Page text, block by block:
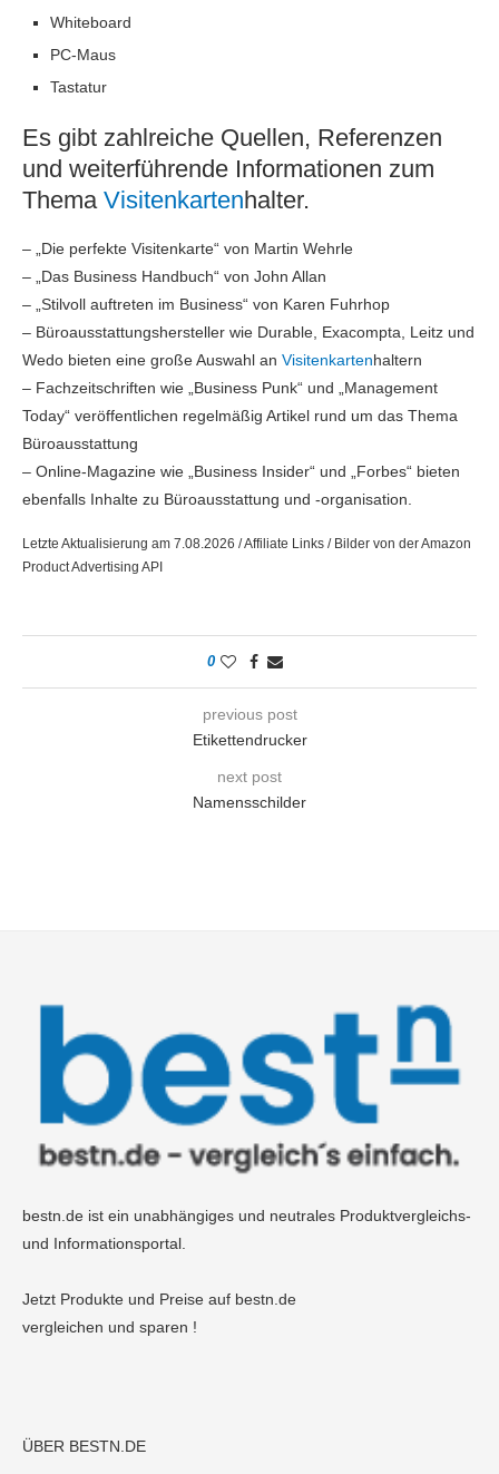
Whiteboard
PC-Maus
Tastatur
Es gibt zahlreiche Quellen, Referenzen
und weiterführende Informationen zum
Thema Visitenkartenhalter.
– „Die perfekte Visitenkarte“ von Martin Wehrle
– „Das Business Handbuch“ von John Allan
– „Stilvoll auftreten im Business“ von Karen Fuhrhop
– Büroausstattungshersteller wie Durable, Exacompta, Leitz und
Wedo bieten eine große Auswahl an Visitenkartenhaltern
– Fachzeitschriften wie „Business Punk“ und „Management
Today“ veröffentlichen regelmäßig Artikel rund um das Thema
Büroausstattung
– Online-Magazine wie „Business Insider“ und „Forbes“ bieten
ebenfalls Inhalte zu Büroausstattung und -organisation.
Letzte Aktualisierung am 7.08.2026 / Affiliate Links / Bilder von der Amazon
Product Advertising API
0
previous post
Etikettendrucker
next post
Namensschilder
bestn.de ist ein unabhängiges und neutrales Produktvergleichs-
und Informationsportal.
Jetzt Produkte und Preise auf bestn.de
vergleichen und sparen !
ÜBER BESTN.DE